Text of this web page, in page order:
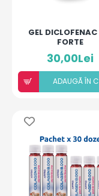
GEL
FORTE
30,00Lei
ADAUGÃ ÎN